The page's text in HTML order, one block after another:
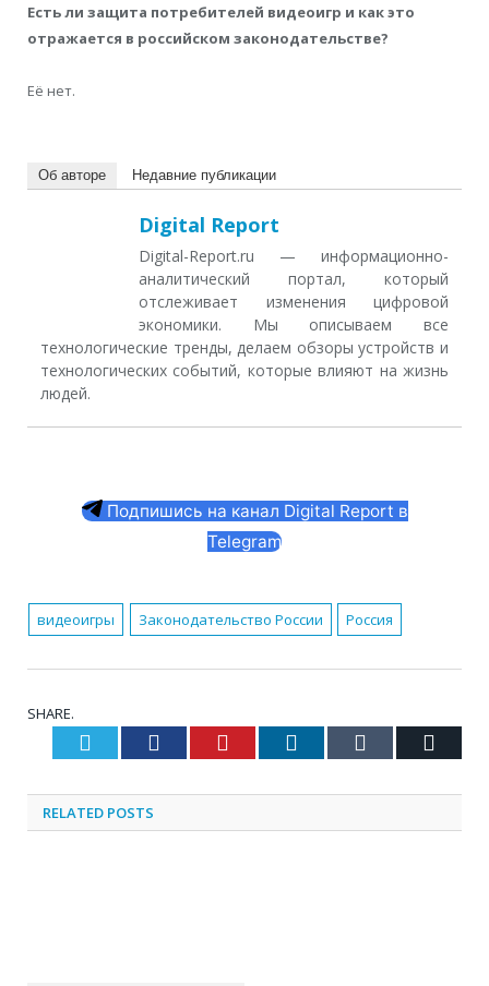
Есть ли защита потребителей видеоигр и как это
отражается в российском законодательстве?
Её нет.
Об авторе Недавние публикации
Digital Report
Digital-Report.ru — информационно-
аналитический портал, который
отслеживает изменения цифровой
экономики. Мы описываем все
технологические тренды, делаем обзоры устройств и
технологических событий, которые влияют на жизнь
людей.
Подпишись на канал Digital Report в
Telegram
видеоигры Законодательство России Россия
SHARE.
Twitter Facebook Pinterest LinkedIn Tumblr
RELATED POSTS